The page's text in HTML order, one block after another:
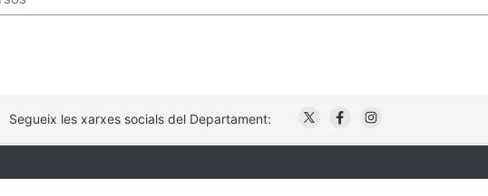
Segueix les xarxes socials del Departament: . Obre en una nova finestra.
. Obre en una nova